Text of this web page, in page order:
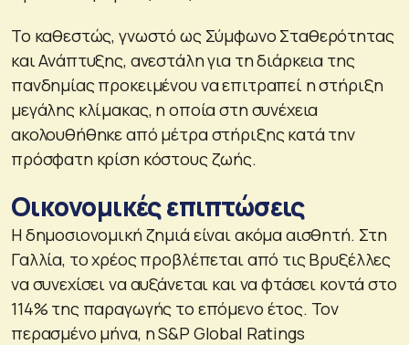
Το καθεστώς, γνωστό ως Σύμφωνο Σταθερότητας
και Ανάπτυξης, ανεστάλη για τη διάρκεια της
πανδημίας προκειμένου να επιτραπεί η στήριξη
μεγάλης κλίμακας, η οποία στη συνέχεια
ακολουθήθηκε από μέτρα στήριξης κατά την
πρόσφατη κρίση κόστους ζωής.
Οικονομικές επιπτώσεις
Η δημοσιονομική ζημιά είναι ακόμα αισθητή. Στη
Γαλλία, το χρέος προβλέπεται από τις Βρυξέλλες
να συνεχίσει να αυξάνεται και να φτάσει κοντά στο
114% της παραγωγής το επόμενο έτος. Τον
περασμένο μήνα, η S&P Global Ratings